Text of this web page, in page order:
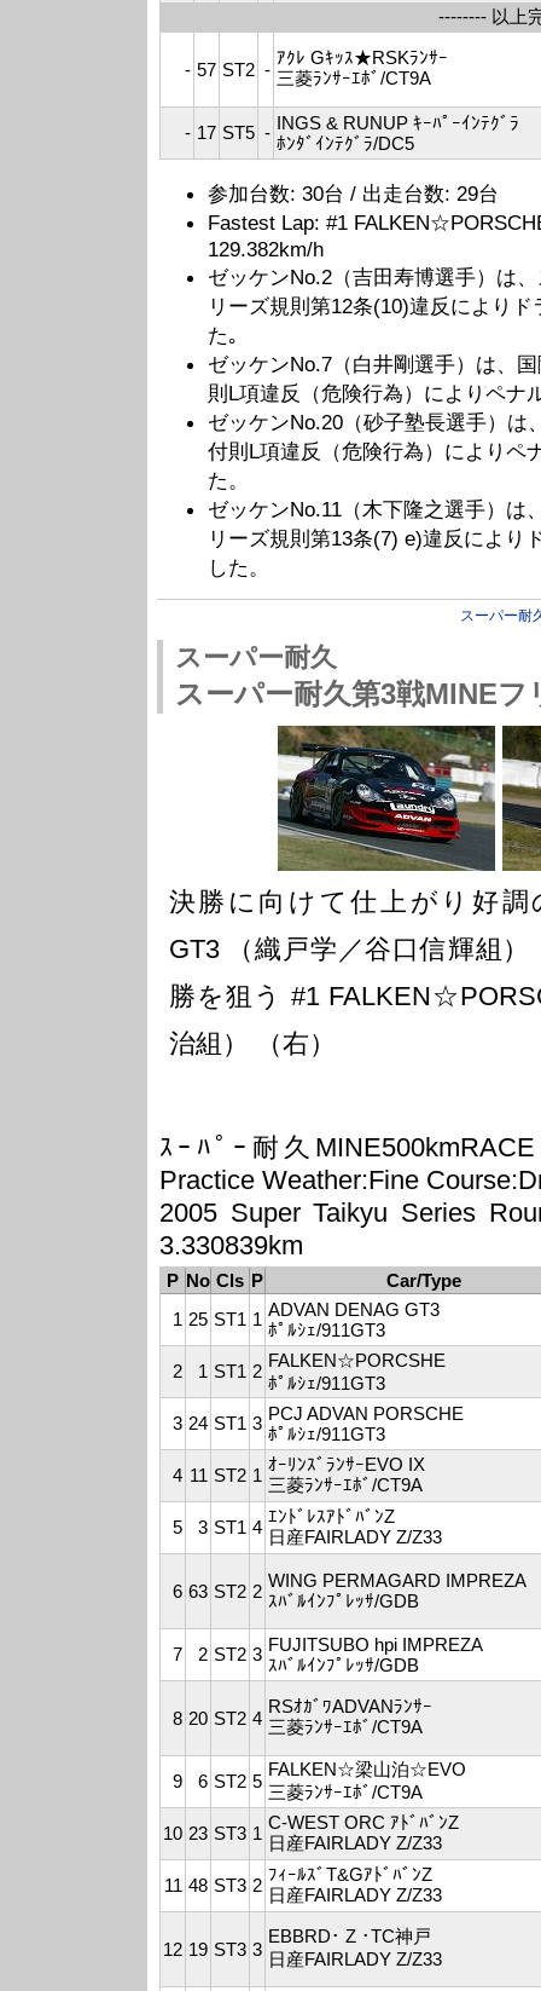
-------- 以上
- 57 ST2 -
ｱｸﾚ Gｷｯｽ★RSKﾗﾝｻｰ
三菱ﾗﾝｻｰｴﾎﾞ/CT9A
- 17 ST5 - INGS & RUNUP ｷｰﾊﾟｰｲﾝﾃｸﾞﾗ
ﾎﾝﾀﾞｲﾝﾃｸﾞﾗ/DC5
参加台数: 30台 / 出走台数: 29台
Fastest Lap: #1
129.382km/h
ゼッケンNo.2（吉田寿博選手）は
リーズ規則第12条(10)違反により
た｡
ゼッケンNo.7（白井剛選手）は、
則L項違反（危険行為）によりペナ
ゼッケンNo.20（砂子塾長選手）は
付則L項違反（危険行為）によりペ
た。
ゼッケンNo.11（木下隆之選手）は
リーズ規則第13条(7) e)違反により
した。
スーパー耐
スーパー耐久
スーパー耐久第3戦MINE
決勝に向けて仕上がり好調
GT3 （織戸学／谷口信輝組
勝を狙う #1
治組） （右）
ｽｰﾊﾟｰ耐久MINE500kmRACE
Practice Weather:Fine
2005 Super Taikyu Series
3.330839km
P No Cls P
Car/Type
1 25 ST1 1 ADVAN DENAG GT3
ﾎﾟﾙｼｪ/911GT3
2
1 ST1 2
FALKEN☆PORCSHE
ﾎﾟﾙｼｪ/911GT3
3 24 ST1 3 PCJ ADVAN PORSCHE
ﾎﾟﾙｼｪ/911GT3
4 11 ST2 1
ｵｰﾘﾝｽﾞﾗﾝｻｰEVO IX
三菱ﾗﾝｻｰｴﾎﾞ/CT9A
5 3 ST1 4
ｴﾝﾄﾞﾚｽｱﾄﾞﾊﾞﾝZ
日産FAIRLADY Z/Z33
6 63 ST2 2
WING PERMAGARD IMPREZA
ｽﾊﾞﾙｲﾝﾌﾟﾚｯｻ/GDB
7 2 ST2 3 FUJITSUBO hpi IMPREZA
ｽﾊﾞﾙｲﾝﾌﾟﾚｯｻ/GDB
8 20 ST2 4
RSｵｶﾞﾜADVANﾗﾝｻｰ
三菱ﾗﾝｻｰｴﾎﾞ/CT9A
9 6 ST2 5
FALKEN☆梁山泊☆EVO
三菱ﾗﾝｻｰｴﾎﾞ/CT9A
10 23 ST3 1
C-WEST ORC ｱﾄﾞﾊﾞﾝZ
日産FAIRLADY Z/Z33
11 48 ST3 2
ﾌｨｰﾙｽﾞT&GｱﾄﾞﾊﾞﾝZ
日産FAIRLADY Z/Z33
12 19 ST3 3
EBBRD･ Z ･TC神戸
日産FAIRLADY Z/Z33